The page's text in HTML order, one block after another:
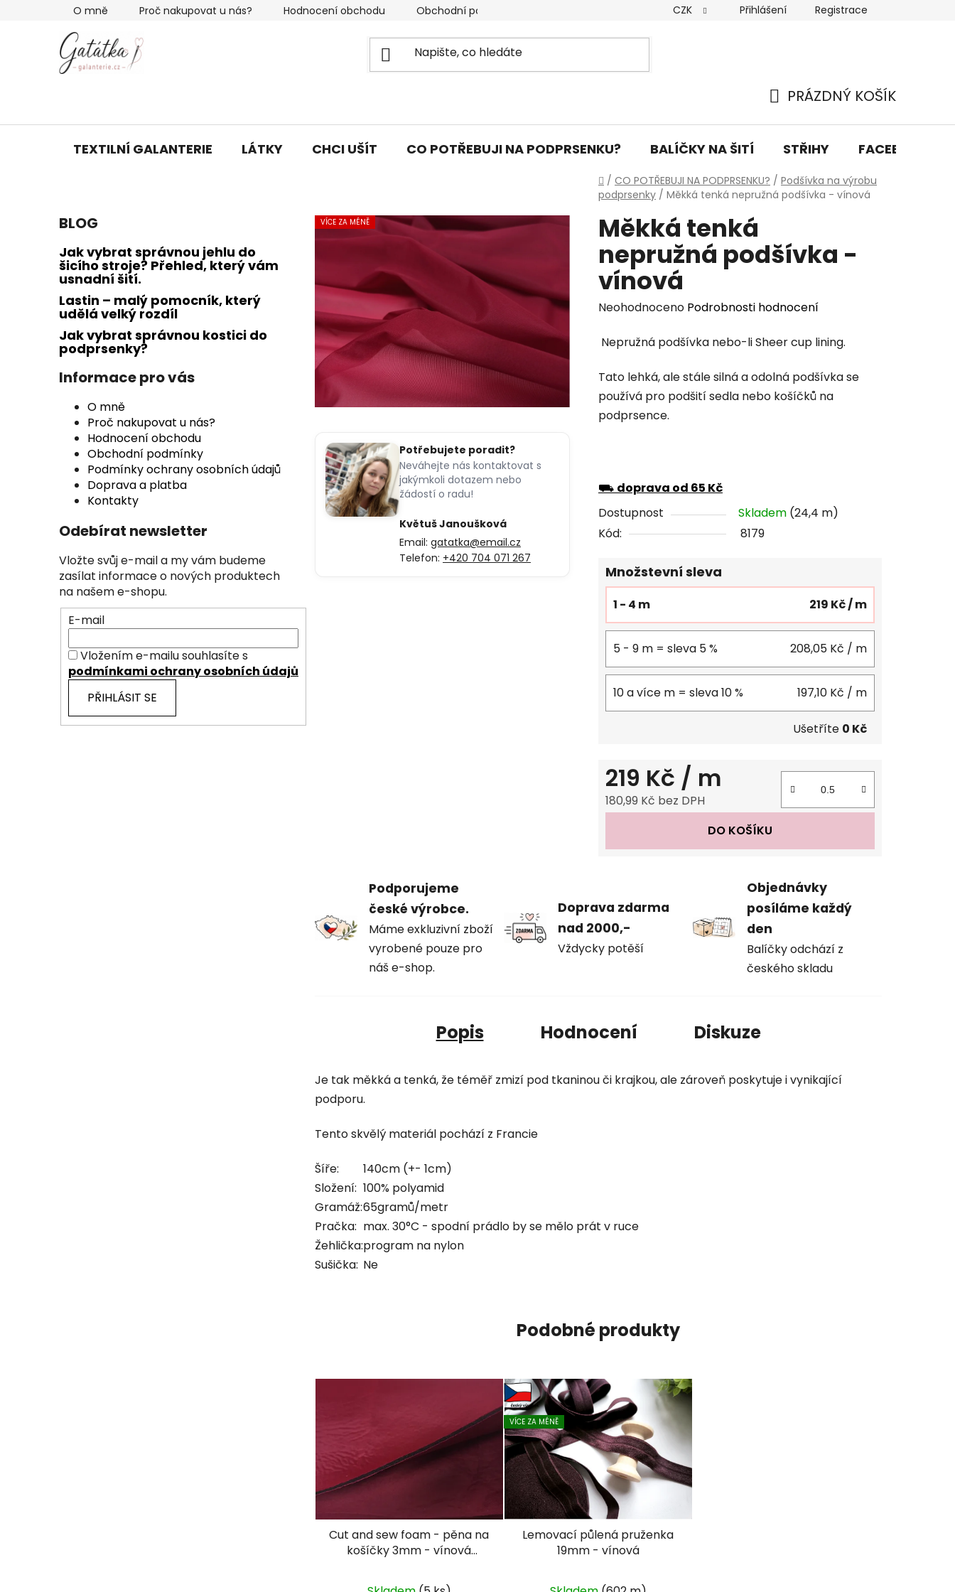
O mně Proč nakupovat u nás? Hodnocení obchodu Obchodní podmínky Podmínky ochrany osobních údajů Doprava a platba
CZK Přihlášení Registrace
KOŠÍK
PRÁZDNÝ KOŠÍK
TEXTILNÍ GALANTERIE LÁTKY CHCI UŠÍT CO POTŘEBUJI NA PODPRSENKU? BALÍČKY NA ŠITÍ STŘIHY FACEBOOK
Domů
/ CO POTŘEBUJI NA PODPRSENKU? / Podšívka na výrobu
podprsenky / Měkká tenká nepružná podšívka - vínová
o
s
t
r
a
n
n
í
p
BLOG
Jak vybrat správnou jehlu do
šicího stroje? Přehled, který vám
usnadní šití.
Lastin – malý pomocník, který
udělá velký rozdíl
Jak vybrat správnou kostici do
podprsenky?
Informace pro vás
O mně
Proč nakupovat u nás?
Hodnocení obchodu
Obchodní podmínky
Podmínky ochrany osobních údajů
Doprava a platba
Kontakty
Odebírat newsletter
Vložte svůj e-mail a my vám budeme
zasílat informace o nových produktech
na našem e-shopu.
E-mail
Vložením e-mailu souhlasíte s
podmínkami ochrany osobních údajů
PŘIHLÁSIT SE
Měkká tenká
nepružná podšívka -
vínová
Průměrné
produktu
0,0
z
5
Neohodnoceno Podrobnosti hodnocení
Nepružná podšívka nebo-li Sheer cup lining.
Tato lehká, ale stále silná a odolná podšívka se
používá pro podšití sedla nebo košíčků na
podprsence.
⛟ doprava od 65 Kč
Dostupnost
Skladem (24,4 m)
Kód:
8179
Množstevní sleva
1 - 4 m 219 Kč/ m
5 - 9 m = sleva 5 % 208,05 Kč / m
10 a více m = sleva 10 % 197,10 Kč / m
Ušetříte 0 Kč
219 Kč / m
180,99 Kč bez DPH
DO KOŠÍKU
VÍCE ZA MÉNĚ
Potřebujete poradit?
Neváhejte nás kontaktovat s
jakýmkoli dotazem nebo
žádostí o radu!
Květuš Janoušková
Email: gatatka@email.cz
Telefon: +420 704 071 267
Podporujeme
české výrobce.
Máme exkluzivní zboží
vyrobené pouze pro
náš e-shop.
Doprava zdarma
nad 2000,-
Vždycky potěší
Objednávky
posíláme každý
den
Balíčky odchází z
českého skladu
Popis Hodnocení Diskuze
Je tak měkká a tenká, že téměř zmizí pod tkaninou či krajkou, ale zároveň poskytuje i vynikající
podporu.
Tento skvělý materiál pochází z Francie
Šíře:
140cm (+- 1cm)
Složení: 100% polyamid
Gramáž:65gramů/metr
Pračka: max. 30°C - spodní prádlo by se mělo prát v ruce
Žehlička:program na nylon
Sušička: Ne
Podobné produkty
Cut and sew foam - pěna na
košíčky 3mm - vínová
VÍCE ZA MÉNĚ
Lemovací půlená pruženka
19mm - vínová